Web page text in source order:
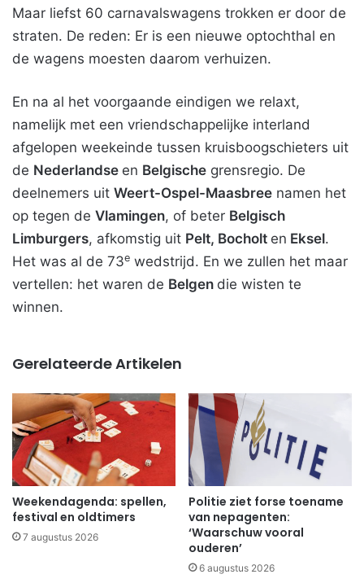
Maar liefst 60 carnavalswagens trokken er door de
straten. De reden: Er is een nieuwe optochthal en
de wagens moesten daarom verhuizen.
En na al het voorgaande eindigen we relaxt,
namelijk met een vriendschappelijke interland
afgelopen weekeinde tussen kruisboogschieters uit
de Nederlandse en Belgische grensregio. De
deelnemers uit Weert-Ospel-Maasbree namen het
op tegen de Vlamingen, of beter Belgisch
Limburgers, afkomstig uit Pelt, Bocholt en Eksel.
Het was al de 73e wedstrijd. En we zullen het maar
vertellen: het waren de Belgen die wisten te
winnen.
Gerelateerde Artikelen
Weekendagenda: spellen,
festival en oldtimers
7 augustus 2026
Politie ziet forse toename
van nepagenten:
‘Waarschuw vooral
ouderen’
6 augustus 2026